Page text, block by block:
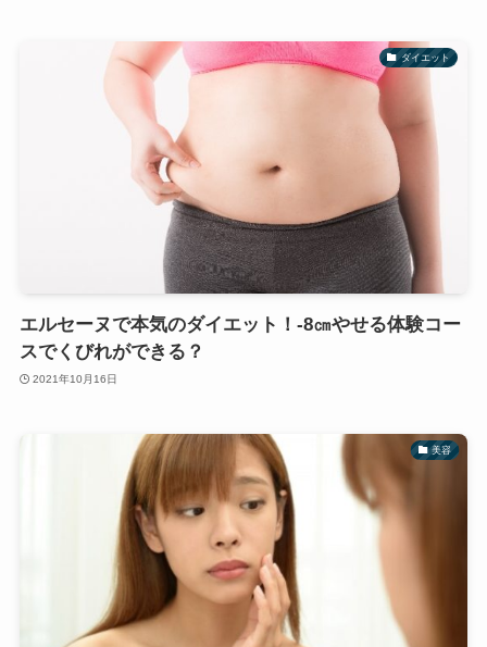
ダイエット
エルセーヌで本気のダイエット！-8㎝やせる体験コー
スでくびれができる？
2021年10月16日
美容